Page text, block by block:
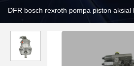
DFR bosch rexroth pompa piston aksial